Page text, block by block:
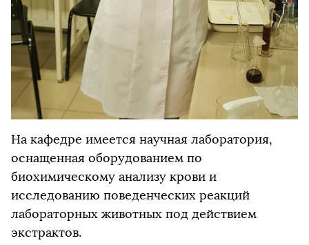
На кафедре имеется научная лаборатория,
оснащенная оборудованием по
биохимическому анализу крови и
исследованию поведенческих реакций
лабораторных животных под действием
экстрактов.